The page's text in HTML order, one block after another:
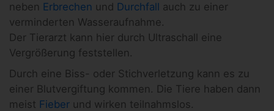
neben Erbrechen und Durchfall auch zu einer
verminderten Wasseraufnahme.
Der Tierarzt kann hier durch Ultraschall eine
Vergrößerung feststellen.
Durch eine Biss- oder Stichverletzung kann es zu
einer Blutvergiftung kommen. Die Tiere haben dann
meist Fieber und wirken teilnahmslos.